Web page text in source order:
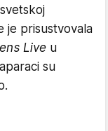
je prisustvovala
Live u
su